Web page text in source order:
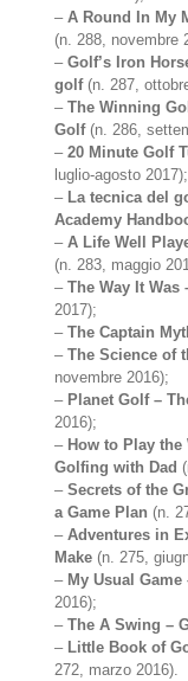
–A Round In My
(n. 288, novembre
–Golf’s Iron
golf(n. 287,
–The Winning
Golf(n. 286,
–20 Minute Golf
luglio-agosto 2017);
– La tecnica del
Academy
–A Life Well
(n. 283, maggio
–The Way It Was
2017);
–The Captain
–The Science of
novembre 2016);
– Planet Golf –
2016);
– How to Play
Golfing with Dad
–Secrets of the
a Game Plan (n.
–Adventures in
Make (n. 275,
– My Usual
2016);
–The A Swing –
– Little Book of
272, marzo 2016).